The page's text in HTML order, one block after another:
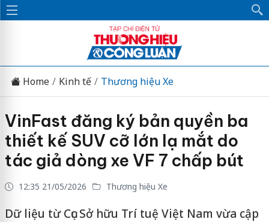
Home Kinh tế Thương hiệu Xe
VinFast đăng ký bản quyền ba
thiết kế SUV cỡ lớn lạ mắt do
tác giả dòng xe VF 7 chấp bút
12:35 21/05/2026 Thương hiệu Xe
Dữ liệu từ Cục Sở hữu Trí tuệ Việt Nam vừa cập